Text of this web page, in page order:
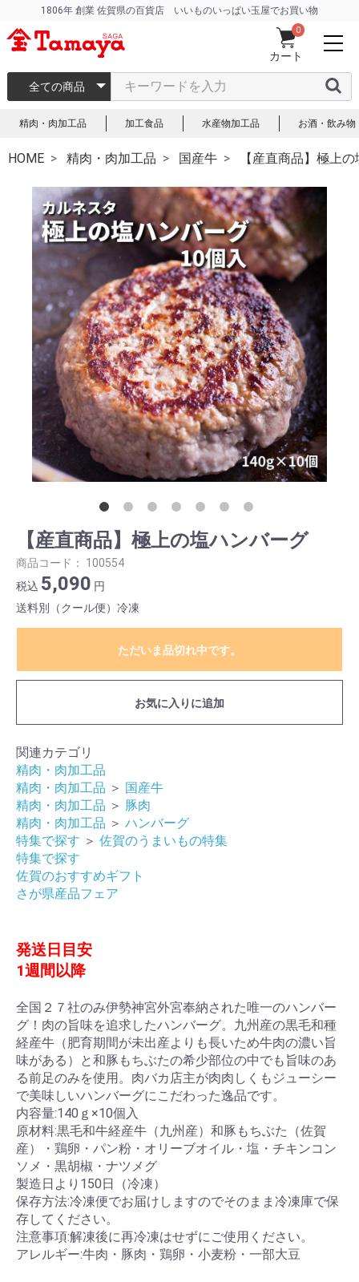
1806年 創業 佐賀県の百貨店 いいものいっぱい玉屋でお買い物
カート
0
全ての商品
精肉・肉加工品 加工食品 水産物加工品 お酒・飲み物
HOME 精肉・肉加工品 国産牛 【産直商品】極上
【産直商品】極上の塩ハンバーグ
商品コード： 100554
税込 5,090 円
送料別（クール便）冷凍
ただいま品切れ中です。
お気に入りに追加
関連カテゴリ
精肉・肉加工品
精肉・肉加工品 ＞ 国産牛
精肉・肉加工品 ＞ 豚肉
精肉・肉加工品 ＞ ハンバーグ
特集で探す ＞ 佐賀のうまいもの特集
特集で探す
佐賀のおすすめギフト
さが県産品フェア
発送日目安
1週間以降
全国２７社のみ伊勢神宮外宮奉納された唯一のハンバー
グ！肉の旨味を追求したハンバーグ。九州産の黒毛和種
経産牛（肥育期間が未出産よりも長いため牛肉の濃い旨
味がある）と和豚もちぶたの希少部位の中でも旨味のあ
る前足のみを使用。肉バカ店主が肉肉しくもジューシー
で美味しいハンバーグにこだわった逸品です。
内容量:140ｇ×10個入
原材料:黒毛和牛経産牛（九州産）和豚もちぶた（佐賀
産）・鶏卵・パン粉・オリーブオイル・塩・チキンコン
ソメ・黒胡椒・ナツメグ
製造日より150日（冷凍）
保存方法:冷凍便でお届けしますのでそのまま冷凍庫で保
存してください。
注意事項:解凍後に再冷凍はせずにご使用ください。
アレルギー:牛肉・豚肉・鶏卵・小麦粉・一部大豆